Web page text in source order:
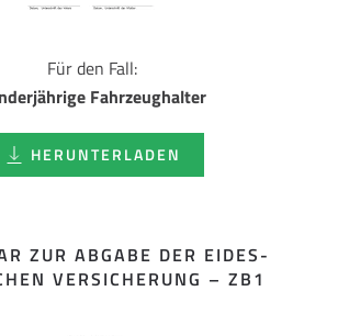
Für den Fall:
Fahrzeughalter
HERUNTERLADEN
ZUR ABGABE DER EIDES­
VERSICHERUNG – ZB1